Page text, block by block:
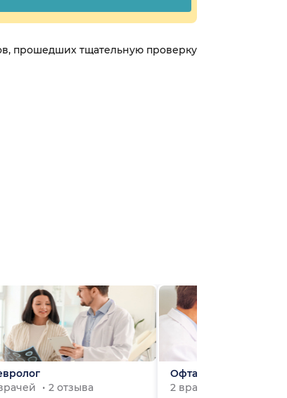
прошедших тщательную проверку
2 отзыва
Офтальмолог
2 врача